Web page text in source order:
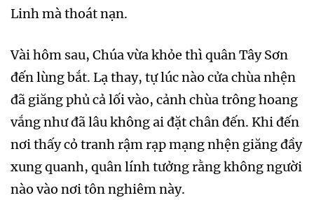
Linh mà thoát nạn.
Vài hôm sau, Chúa vừa khỏe thì quân Tây Sơn
đến lùng bắt. Lạ thay, tự lúc nào cửa chùa nhện
đã giăng phủ cả lối vào, cảnh chùa trông hoang
vắng như đã lâu không ai đặt chân đến. Khi đến
nơi thấy cỏ tranh rậm rạp mạng nhện giăng đầy
xung quanh, quân lính tưởng rằng không người
nào vào nơi tôn nghiêm này.